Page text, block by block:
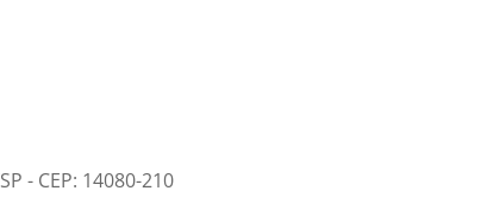
- CEP: 14080-210